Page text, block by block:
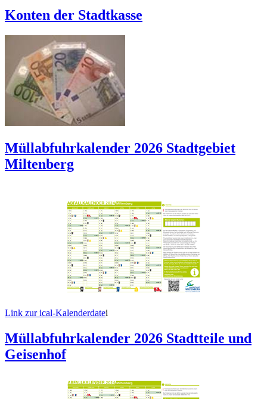
Konten der Stadtkasse
Müllabfuhrkalender 2026 Stadtgebiet
Miltenberg
Link zur ical-Kalenderdatei
Müllabfuhrkalender 2026 Stadtteile und
Geisenhof